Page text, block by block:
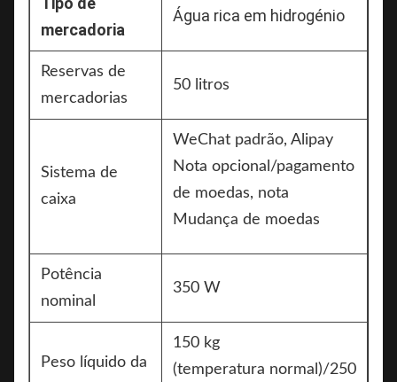
mercadoria
Água rica em hidrogénio
Reservas de
mercadorias
50 litros
Sistema de
caixa
WeChat padrão, Alipay
Nota opcional/pagamento
de moedas, nota
Mudança de moedas
Potência
nominal
350 W
Peso líquido da
150 kg
(temperatura normal)/250